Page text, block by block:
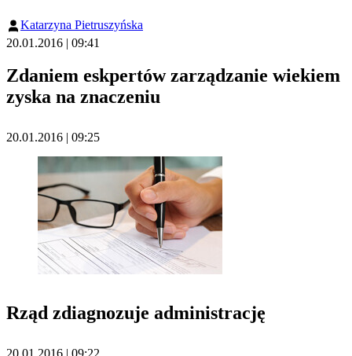
Katarzyna Pietruszyńska
20.01.2016 | 09:41
Zdaniem eskpertów zarządzanie wiekiem
zyska na znaczeniu
20.01.2016 | 09:25
Rząd zdiagnozuje administrację
20.01.2016 | 09:22